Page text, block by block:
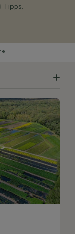
Tipps.